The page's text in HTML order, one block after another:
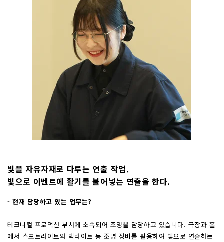
빛을 자유자재로 다루는 연출 작업.
빛으로 이벤트에 활기를 불어넣는 연출을 한다.
- 현재 담당하고 있는 업무는?
테크니컬 프로덕션 부서에 소속되어 조명을 담당하고 있습니다. 극장과 홀
에서 스포트라이트와 백라이트 등 조명 장비를 활용하여 빛으로 연출하는